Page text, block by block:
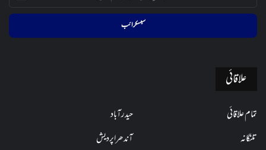
ایڈریس
کریں
علاقائی
تمام علاقائی
حیدرآباد
تلنگانہ
آندھراپردیش